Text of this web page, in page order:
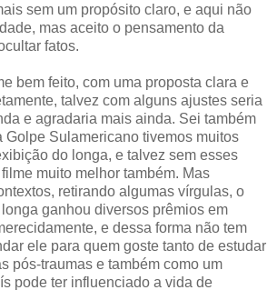
sem um propósito claro, e aqui não
mas aceito o pensamento da
fatos.
bem feito, com uma proposta clara e
talvez com alguns ajustes seria
e agradaria mais ainda. Sei também
Golpe Sulamericano tivemos muitos
do longa, e talvez sem esses
muito melhor também. Mas
retirando algumas vírgulas, o
ganhou diversos prêmios em
e dessa forma não tem
ele para quem goste tanto de estudar
pós-traumas e também como um
pode ter influenciado a vida de